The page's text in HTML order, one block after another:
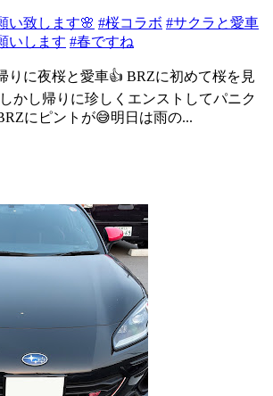
い致します🌸 #桜コラボ #サクラと愛車
いします #春ですね
りに夜桜と愛車👍 BRZに初めて桜を見
かし帰りに珍しくエンストしてパニク
にピントが😅明日は雨の...